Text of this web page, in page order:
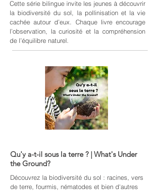
Cette série bilingue invite les jeunes à découvrir
la biodiversité du sol, la pollinisation et la vie
cachée autour d’eux. Chaque livre encourage
l’observation, la curiosité et la compréhension
de l’équilibre naturel.
Qu'y a-t-il sous la terre ? | What's Under
the Ground?
Découvrez la biodiversité du sol : racines, vers
de terre, fourmis, nématodes et bien d'autres